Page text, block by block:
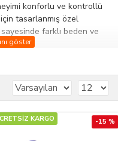
konforlu ve kontrollü
tasarlanmış özel
farklı beden ve
sunar.
içerir. Dayanıklı ve
olmaları, güvenli ve rahat
hem bireysel kullanım hem
artırmak ve fantezi
KARGO -15 %